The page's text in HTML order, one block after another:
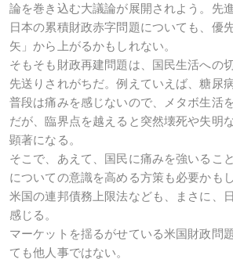
論を巻き込む大議論が展開されよう。先
日本の累積財政赤字問題についても、優
矢」から上がるかもしれない。
そもそも財政再建問題は、国民生活への
先送りされがちだ。例えていえば、糖尿
普段は痛みを感じないので、メタボ生活
だが、臨界点を越えると突然壊死や失明
顕著になる。
そこで、あえて、国民に痛みを強いるこ
についての意識を高める方策も必要かもし
米国の連邦債務上限法なども、まさに、
感じる。
マーケットを揺るがせている米国財政問
ても他人事ではない。